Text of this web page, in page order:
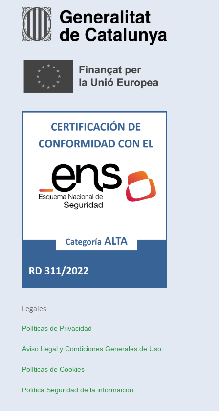
Legales
Políticas de Privacidad
Aviso Legal y Condiciones Generales de Uso
Políticas de Cookies
Política Seguridad de la información